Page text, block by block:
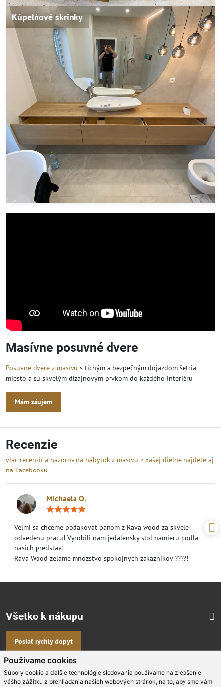
Používame cookies
Súbory cookie a ďalšie technológie sledovania používame na zlepšenie
vášho zážitku z prehliadania našich webových stránok, na to, aby sme vám
Kúpelňové skrinky
Masívne posuvné dvere
Posuvné dvere z masívu s tichým a bezpečným dojazdom šetria
miesto a sú skvelým dizajnovým prvkom do každého interiéru
Mám záujem
Recenzie
viac recenzií a názorov na nábytok z masívu z našej dielne nájdete aj
na Facebooku
Michaela O.
5
Velmi sa chceme podakovat panom z Rava wood za skvele
odvedenu pracu! Vyrobili nam jedalensky stol namieru podla
nasich predstav!
Rava Wood zelame mnozstvo spokojnych zakaznikov ????!
Všetko k nákupu
Poslať rýchly dopyt
Viac masívneho dizajnového nábytku na
mieru nájdete aj na: